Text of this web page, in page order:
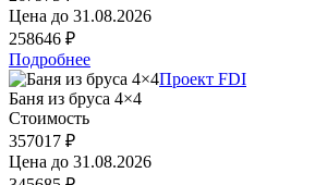
Цена до 31.08.2026
258646 ₽
Подробнее
Проект FDI
Баня из бруса 4×4
Стоимость
357017 ₽
Цена до 31.08.2026